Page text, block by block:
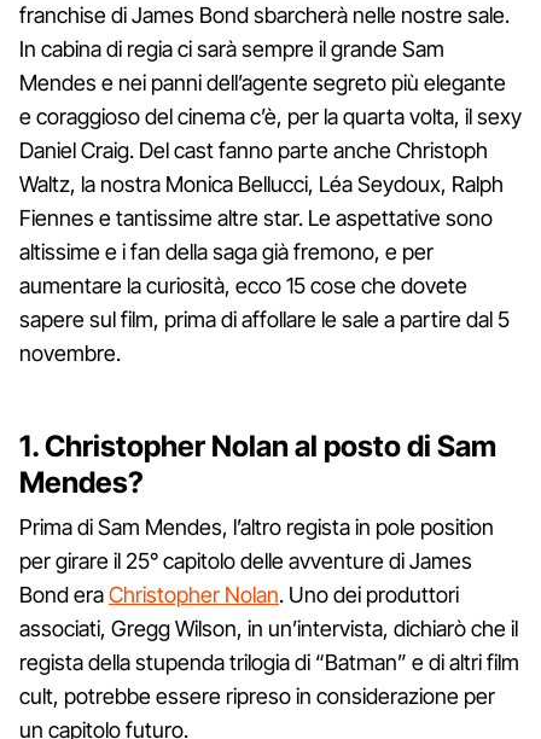
franchise di James Bond sbarcherà nelle nostre sale.
In cabina di regia ci sarà sempre il grande Sam
Mendes e nei panni dell’agente segreto più elegante
e coraggioso del cinema c’è, per la quarta volta, il sexy
Daniel Craig. Del cast fanno parte anche Christoph
Waltz, la nostra Monica Bellucci, Léa Seydoux, Ralph
Fiennes e tantissime altre star. Le aspettative sono
altissime e i fan della saga già fremono, e per
aumentare la curiosità, ecco 15 cose che dovete
sapere sul film, prima di affollare le sale a partire dal 5
novembre.
1. Christopher Nolan al posto di Sam
Mendes?
Prima di Sam Mendes, l’altro regista in pole position
per girare il 25° capitolo delle avventure di James
Bond eraChristopher Nolan. Uno dei produttori
associati, Gregg Wilson, in un’intervista, dichiarò che il
regista della stupenda trilogia di “Batman” e di altri film
cult, potrebbe essere ripreso in considerazione per
un capitolo futuro.